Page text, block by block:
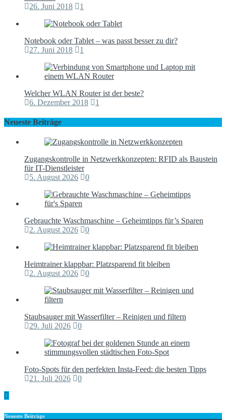
26. Juni 2018
1
Notebook oder Tablet – was passt besser zu dir?
27. Juni 2018
1
Welcher WLAN Router ist der beste?
6. Dezember 2018
1
Neueste Beiträge
Zugangskontrolle in Netzwerkkonzepten: RFID als Baustein
für IT-Dienstleister
5. August 2026
0
Gebrauchte Waschmaschine – Geheimtipps für’s Sparen
2. August 2026
0
Heimtrainer klappbar: Platzsparend fit bleiben
2. August 2026
0
Staubsauger mit Wasserfilter – Reinigen und filtern
29. Juli 2026
0
Foto-Spots für den perfekten Insta-Feed: die besten Tipps
21. Juli 2026
0
Neueste Beiträge